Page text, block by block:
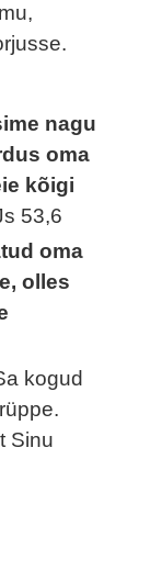
nagu
oma
kõigi
53,6
oma
olles
kogud
Sinu